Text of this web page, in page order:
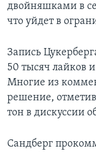
двойняшками в
что уйдет в
Запись
50 тысяч лайков
Многие из
решение,
тон в дискуссии
Сандберг